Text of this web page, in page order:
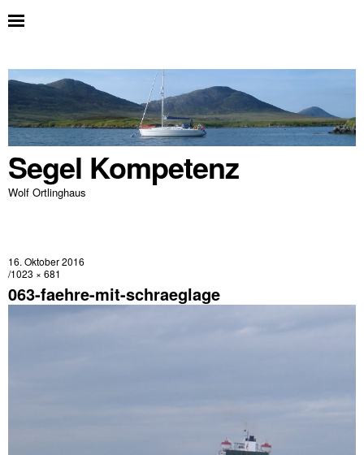
Segel Kompetenz
Wolf Ortlinghaus
16. Oktober 2016
1023 × 681
063-faehre-mit-schraeglage